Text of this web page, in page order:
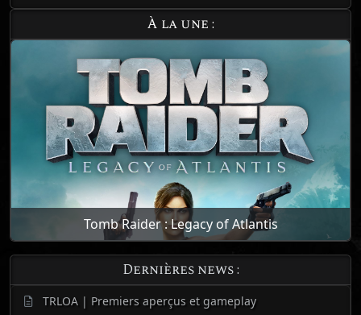
À la une :
Tomb Raider : Legacy of Atlantis
Dernières news :
TRLOA | Premiers aperçus et gameplay